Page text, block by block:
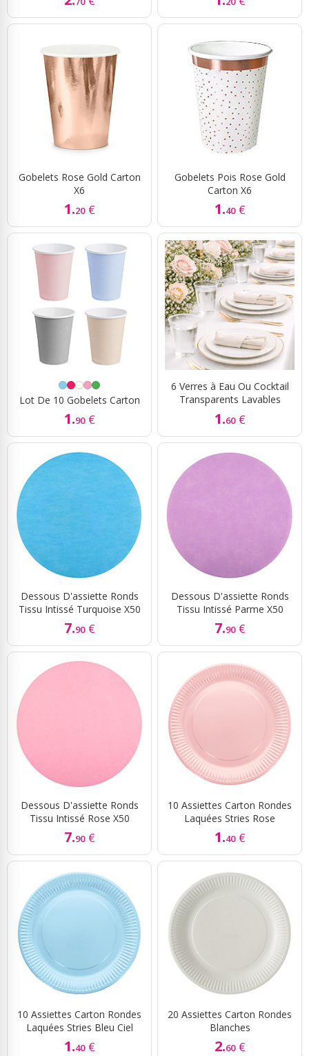
Gobelets Rose Gold Carton
X6
1.20 €
Gobelets Pois Rose Gold
Carton X6
1.40 €
Lot De 10 Gobelets Carton
1.90 €
6 Verres à Eau Ou Cocktail
Transparents Lavables
1.60 €
Dessous D'assiette Ronds
Tissu Intissé Turquoise X50
7.90 €
Dessous D'assiette Ronds
Tissu Intissé Parme X50
7.90 €
Dessous D'assiette Ronds
Tissu Intissé Rose X50
7.90 €
10 Assiettes Carton Rondes
Laquées Stries Rose
1.40 €
10 Assiettes Carton Rondes
Laquées Stries Bleu Ciel
1.40 €
20 Assiettes Carton Rondes
Blanches
2.60 €